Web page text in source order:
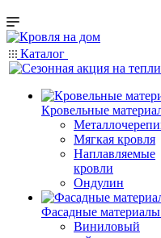
Каталог
Кровельные
Мягкая кровля
Наплавляемые
кровли
Ондулин
Фасадные материалы
Виниловый